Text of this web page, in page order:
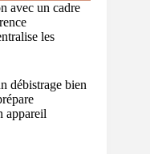
avec un cadre
les
débistrage bien
appareil